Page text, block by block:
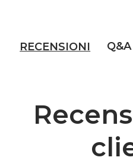
RECENSIONI Q&A